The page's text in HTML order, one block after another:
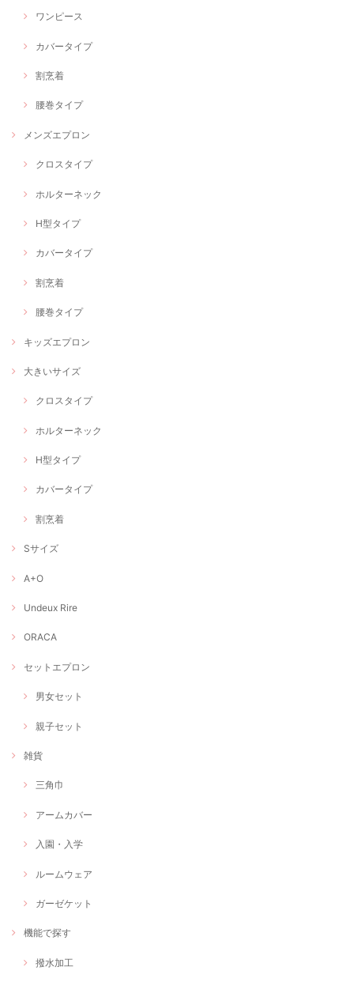
ワンピース
カバータイプ
割烹着
腰巻タイプ
メンズエプロン
クロスタイプ
ホルターネック
H型タイプ
カバータイプ
割烹着
腰巻タイプ
キッズエプロン
大きいサイズ
クロスタイプ
ホルターネック
H型タイプ
カバータイプ
割烹着
Sサイズ
A+O
Undeux Rire
ORACA
セットエプロン
男女セット
親子セット
雑貨
三角巾
アームカバー
入園・入学
ルームウェア
ガーゼケット
機能で探す
撥水加工